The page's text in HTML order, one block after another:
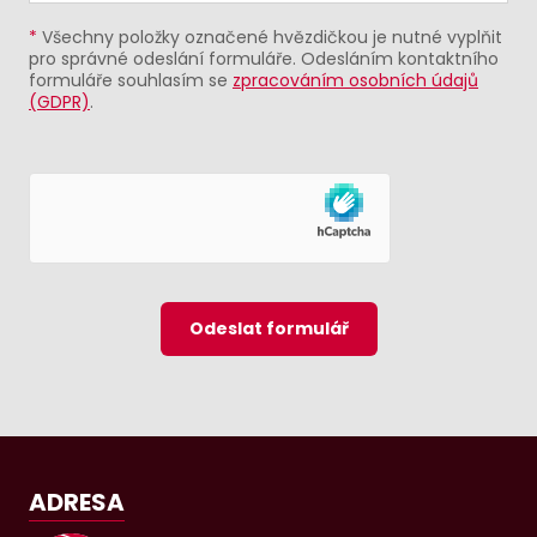
* Všechny položky označené hvězdičkou je nutné vyplňit
pro správné odeslání formuláře. Odesláním kontaktního
formuláře souhlasím se zpracováním osobních údajů
(GDPR).
Odeslat formulář
ADRESA